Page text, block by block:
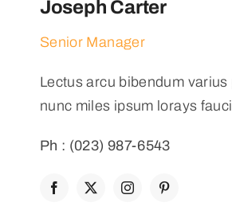
Joseph Carter
Senior Manager
Lectus arcu bibendum varius
nunc miles ipsum lorays
Ph : (023) 987-6543